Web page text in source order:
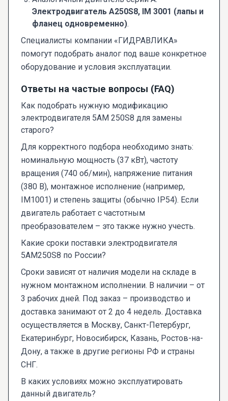
Электродвигатель A250S8, IM 3001 (лапы и
фланец одновременно).
Специалисты компании «ГИДРАВЛИКА»
помогут подобрать аналог под ваше конкретное
оборудование и условия эксплуатации.
Ответы на частые вопросы (FAQ)
Как подобрать нужную модификацию
электродвигателя 5AM 250S8 для замены
старого?
Для корректного подбора необходимо знать:
номинальную мощность (37 кВт), частоту
вращения (740 об/мин), напряжение питания
(380 В), монтажное исполнение (например,
IM1001) и степень защиты (обычно IP54). Если
двигатель работает с частотным
преобразователем – это также нужно учесть.
Какие сроки поставки электродвигателя
5AM250S8 по России?
Сроки зависят от наличия модели на складе в
нужном монтажном исполнении. В наличии – от
3 рабочих дней. Под заказ – производство и
доставка занимают от 2 до 4 недель. Доставка
осуществляется в Москву, Санкт-Петербург,
Екатеринбург, Новосибирск, Казань, Ростов-на-
Дону, а также в другие регионы РФ и страны
СНГ.
В каких условиях можно эксплуатировать
данный двигатель?